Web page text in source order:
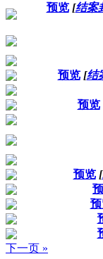
预览 [结案
预览 [结
预览
预览 [
下一页 »